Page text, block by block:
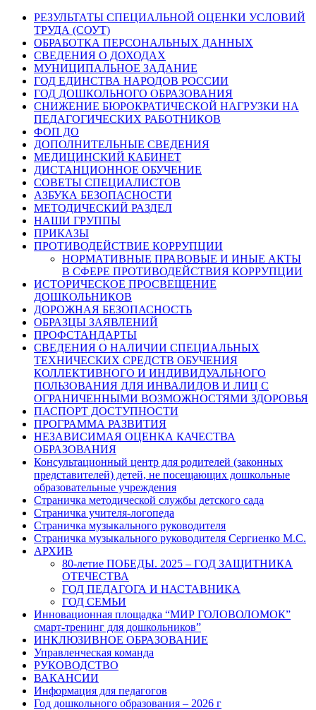
РЕЗУЛЬТАТЫ СПЕЦИАЛЬНОЙ ОЦЕНКИ УСЛОВИЙ
ТРУДА (СОУТ)
ОБРАБОТКА ПЕРСОНАЛЬНЫХ ДАННЫХ
СВЕДЕНИЯ О ДОХОДАХ
МУНИЦИПАЛЬНОЕ ЗАДАНИЕ
ГОД ЕДИНСТВА НАРОДОВ РОССИИ
ГОД ДОШКОЛЬНОГО ОБРАЗОВАНИЯ
СНИЖЕНИЕ БЮРОКРАТИЧЕСКОЙ НАГРУЗКИ НА
ПЕДАГОГИЧЕСКИХ РАБОТНИКОВ
ФОП ДО
ДОПОЛНИТЕЛЬНЫЕ СВЕДЕНИЯ
МЕДИЦИНСКИЙ КАБИНЕТ
ДИСТАНЦИОННОЕ ОБУЧЕНИЕ
СОВЕТЫ СПЕЦИАЛИСТОВ
АЗБУКА БЕЗОПАСНОСТИ
МЕТОДИЧЕСКИЙ РАЗДЕЛ
НАШИ ГРУППЫ
ПРИКАЗЫ
ПРОТИВОДЕЙСТВИЕ КОРРУПЦИИ
НОРМАТИВНЫЕ ПРАВОВЫЕ И ИНЫЕ АКТЫ
В СФЕРЕ ПРОТИВОДЕЙСТВИЯ КОРРУПЦИИ
ИСТОРИЧЕСКОЕ ПРОСВЕЩЕНИЕ
ДОШКОЛЬНИКОВ
ДОРОЖНАЯ БЕЗОПАСНОСТЬ
ОБРАЗЦЫ ЗАЯВЛЕНИЙ
ПРОФСТАНДАРТЫ
СВЕДЕНИЯ О НАЛИЧИИ СПЕЦИАЛЬНЫХ
ТЕХНИЧЕСКИХ СРЕДСТВ ОБУЧЕНИЯ
КОЛЛЕКТИВНОГО И ИНДИВИДУАЛЬНОГО
ПОЛЬЗОВАНИЯ ДЛЯ ИНВАЛИДОВ И ЛИЦ С
ОГРАНИЧЕННЫМИ ВОЗМОЖНОСТЯМИ ЗДОРОВЬЯ
ПАСПОРТ ДОСТУПНОСТИ
ПРОГРАММА РАЗВИТИЯ
НЕЗАВИСИМАЯ ОЦЕНКА КАЧЕСТВА
ОБРАЗОВАНИЯ
Консультационный центр для родителей (законных
представителей) детей, не посещающих дошкольные
образовательные учреждения
Страничка методической службы детского сада
Страничка учителя-логопеда
Страничка музыкального руководителя
Страничка музыкального руководителя Сергиенко М.С.
АРХИВ
80-летие ПОБЕДЫ. 2025 – ГОД ЗАЩИТНИКА
ОТЕЧЕСТВА
ГОД ПЕДАГОГА И НАСТАВНИКА
ГОД СЕМЬИ
Инновационная площадка “МИР ГОЛОВОЛОМОК”
смарт-тренинг для дошкольников”
ИНКЛЮЗИВНОЕ ОБРАЗОВАНИЕ
Управленческая команда
РУКОВОДСТВО
ВАКАНСИИ
Информация для педагогов
Год дошкольного образования – 2026 г